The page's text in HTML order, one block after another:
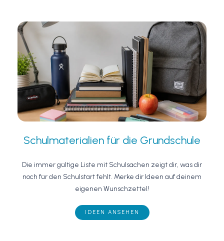
Schulmaterialien für die Grundschule
Die immer gültige Liste mit Schulsachen zeigt dir, was dir
noch für den Schulstart fehlt. Merke dir Ideen auf deinem
eigenen Wunschzettel!
IDEEN ANSEHEN